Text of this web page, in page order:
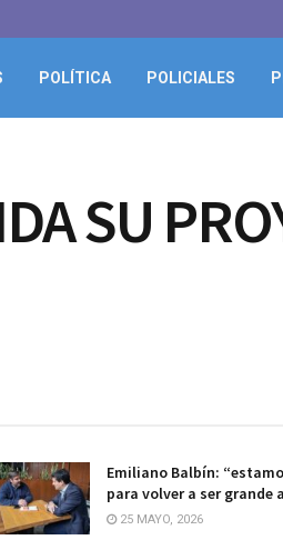
POLÍTICA POLICIALES
SU
Emiliano Balbín:
para volver a ser grande
25 MAYO, 2026